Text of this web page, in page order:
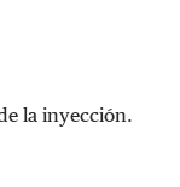
la inyección.